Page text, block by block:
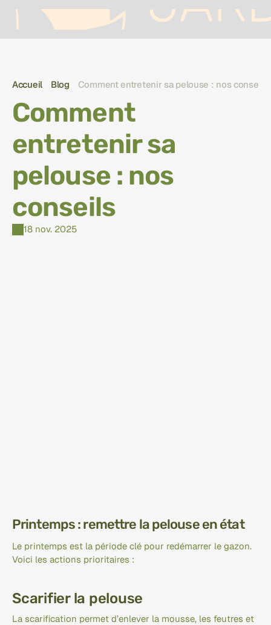
Accueil Blog Comment entretenir sa pelouse : nos conseils
Comment
entretenir sa
pelouse : nos
conseils
18 nov. 2025
Printemps : remettre la pelouse en état
Le printemps est la période clé pour redémarrer le gazon.
Voici les actions prioritaires :
Scarifier la pelouse
La scarification permet d’enlever la mousse, les feutres et